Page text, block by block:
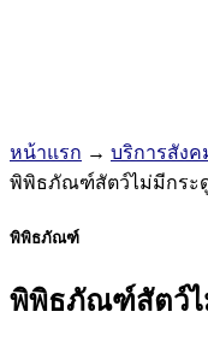
หน้าแรก → บริการสังค
พิพิธภัณฑ์สัตว์ไม่มีกระ
พิพิธภัณฑ์
พิพิธภัณฑ์สัตว์ไ